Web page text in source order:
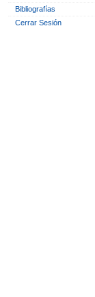
Bibliografías
Cerrar Sesión